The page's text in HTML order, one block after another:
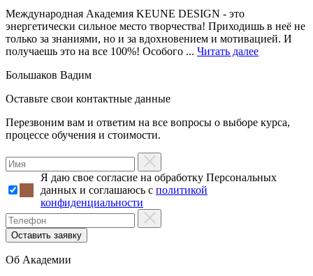
Международная Академия KEUNE DESIGN - это
энергетически сильное место творчества! Приходишь в неё не
только за знаниями, но и за вдохновением и мотивацией. И
получаешь это на все 100%! Особого ... Читать далее
Большаков Вадим
Оставьте свои контактные данные
Перезвоним вам и ответим на все вопросы о выборе курса,
процессе обучения и стоимости.
Я даю свое согласие на обработку Персональных
данных и соглашаюсь с политикой
конфиденциальности
Об Академии